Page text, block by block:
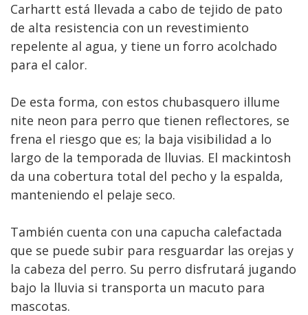
Carhartt está llevada a cabo de tejido de pato
de alta resistencia con un revestimiento
repelente al agua, y tiene un forro acolchado
para el calor.
De esta forma, con estos chubasquero illume
nite neon para perro que tienen reflectores, se
frena el riesgo que es; la baja visibilidad a lo
largo de la temporada de lluvias. El mackintosh
da una cobertura total del pecho y la espalda,
manteniendo el pelaje seco.
También cuenta con una capucha calefactada
que se puede subir para resguardar las orejas y
la cabeza del perro. Su perro disfrutará jugando
bajo la lluvia si transporta un macuto para
mascotas.